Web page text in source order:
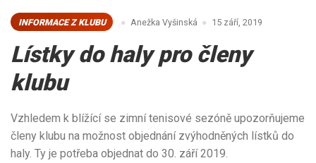
INFORMACE Z KLUBU Anežka Vyšinská 15 září, 2019
Lístky do haly pro členy
klubu
Vzhledem k blížící se zimní tenisové sezóně upozorňujeme
členy klubu na možnost objednání zvýhodněných lístků do
haly. Ty je potřeba objednat do 30. září 2019.